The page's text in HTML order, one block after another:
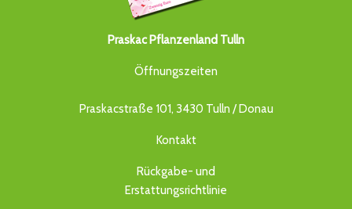
Praskac Pflanzenland Tulln
Öffnungszeiten
Praskacstraße 101, 3430 Tulln / Donau
Kontakt
Rückgabe- und
Erstattungsrichtlinie